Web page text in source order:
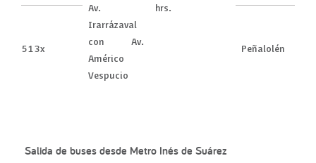
Av.
Irarrázaval
con Av.
Américo
Vespucio
hrs.
513x Peñalolén
Salida de buses desde Metro Inés de Suárez